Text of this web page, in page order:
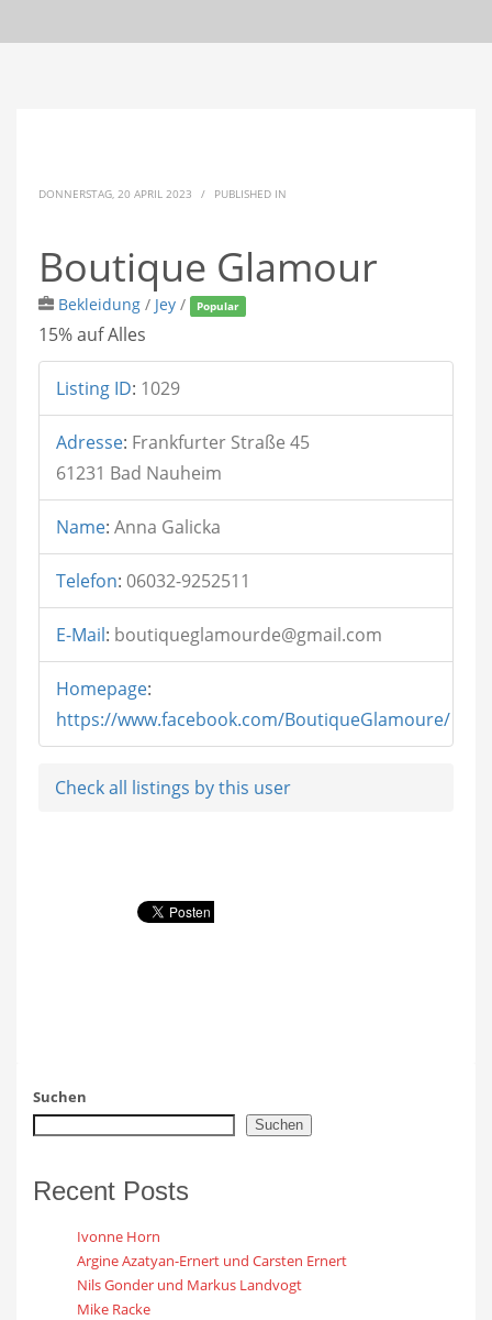
DONNERSTAG, 20 APRIL 2023 / PUBLISHED IN
Boutique Glamour
Bekleidung / Jey / Popular
15% auf Alles
Listing ID: 1029
Adresse: Frankfurter Straße 45
61231 Bad Nauheim
Name: Anna Galicka
Telefon: 06032-9252511
E-Mail: boutiqueglamourde@gmail.com
Homepage:
https://www.facebook.com/BoutiqueGlamoure/
Check all listings by this user
Suchen
Suchen
Recent Posts
Ivonne Horn
Argine Azatyan-Ernert und Carsten Ernert
Nils Gonder und Markus Landvogt
Mike Racke